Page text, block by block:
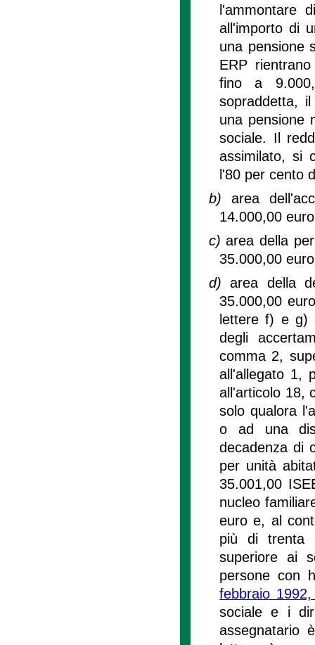
l'ammontare
all'importo di
una pensione
ERP
fino a
sopraddetta,
una pensione
sociale. Il
assimilato, si
l'80 per cento
b) area
14.000,00
c)area della
35.000,00
d)area della
35.000,00
lettere f) e
degli
comma 2,
all'allegato 1,
all'articolo 18,
solo qualora
o ad una
decadenza di
per unità
35.001,00
nucleo
euro e, al
più di trenta
superiore ai
persone con
febbraio
sociale e i
assegnatario